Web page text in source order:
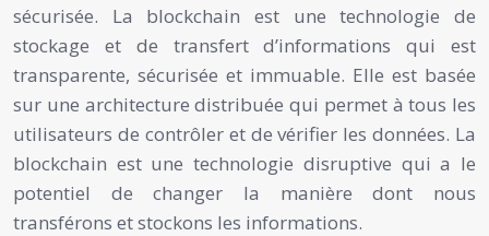
sécurisée. La blockchain est une technologie de
stockage et de transfert d’informations qui est
transparente, sécurisée et immuable. Elle est basée
sur une architecture distribuée qui permet à tous les
utilisateurs de contrôler et de vérifier les données. La
blockchain est une technologie disruptive qui a le
potentiel de changer la manière dont nous
transférons et stockons les informations.